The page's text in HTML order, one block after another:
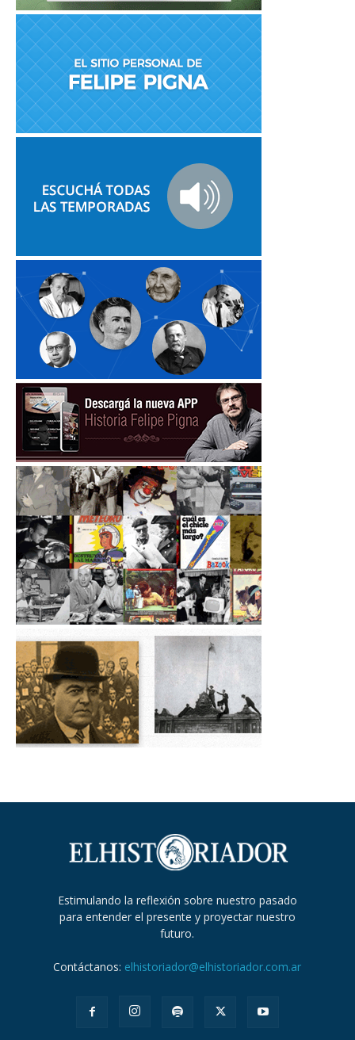
Estimulando la reflexión sobre nuestro pasado
para entender el presente y proyectar nuestro
futuro.
Contáctanos: elhistoriador@elhistoriador.com.ar